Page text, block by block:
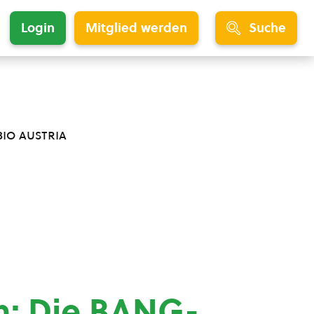
Login Mitglied werden Suche
austria